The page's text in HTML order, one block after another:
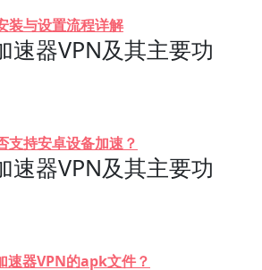
装与设置流程详解
速器VPN及其主要功
支持安卓设备加速？
速器VPN及其主要功
速器VPN的apk文件？